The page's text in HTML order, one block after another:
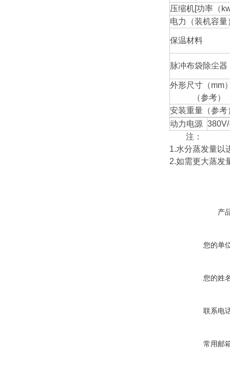
压缩机[功率（
电力（装机容量
保温材料
脉冲布袋除尘器
外形尺寸（mm
（参考）
安装重量（参考
动力电源
注：
1.水分蒸发量
2.如需更大蒸发
产
您的单
您的姓
联系电
常用邮